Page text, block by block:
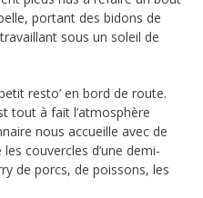
portant des bidons de
sous un soleil de
resto’ en bord de route.
tout à fait l’atmosphère
nous accueille avec de
couvercles d’une demi-
de porcs, de poissons, les